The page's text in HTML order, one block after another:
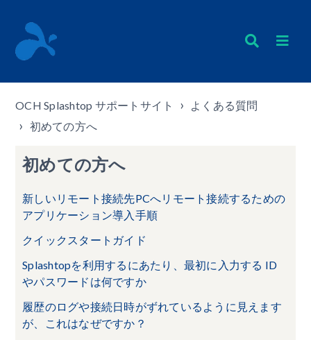
OCH Splashtop サポートサイト
よくある質問
初めての方へ
初めての方へ
新しいリモート接続先PCへリモート接続するための
アプリケーション導入手順
クイックスタートガイド
Splashtopを利用するにあたり、最初に入力する ID
やパスワードは何ですか
履歴のログや接続日時がずれているように見えます
が、これはなぜですか？